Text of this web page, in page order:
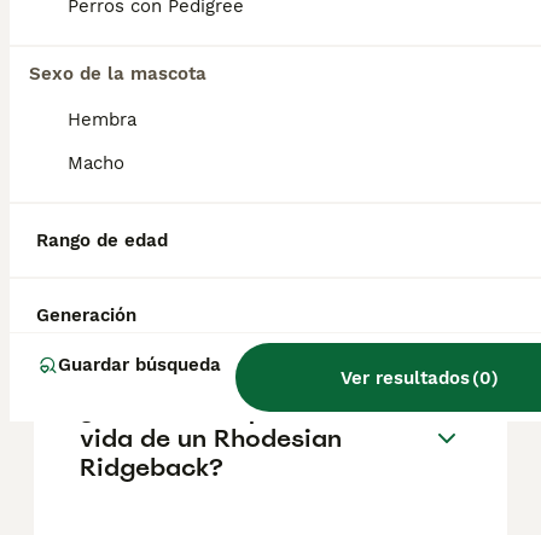
Perros con Pedigree
Sexo de la mascota
Hembra
Macho
Rango de edad
Generación
Guardar búsqueda
Ver resultados(0)
¿Cómo es el carácter de
Rhodesian Ridgeback?
Rhodesian Ridgeback?
¿Cuál es la esperanza de
vida de un Rhodesian
Ridgeback?